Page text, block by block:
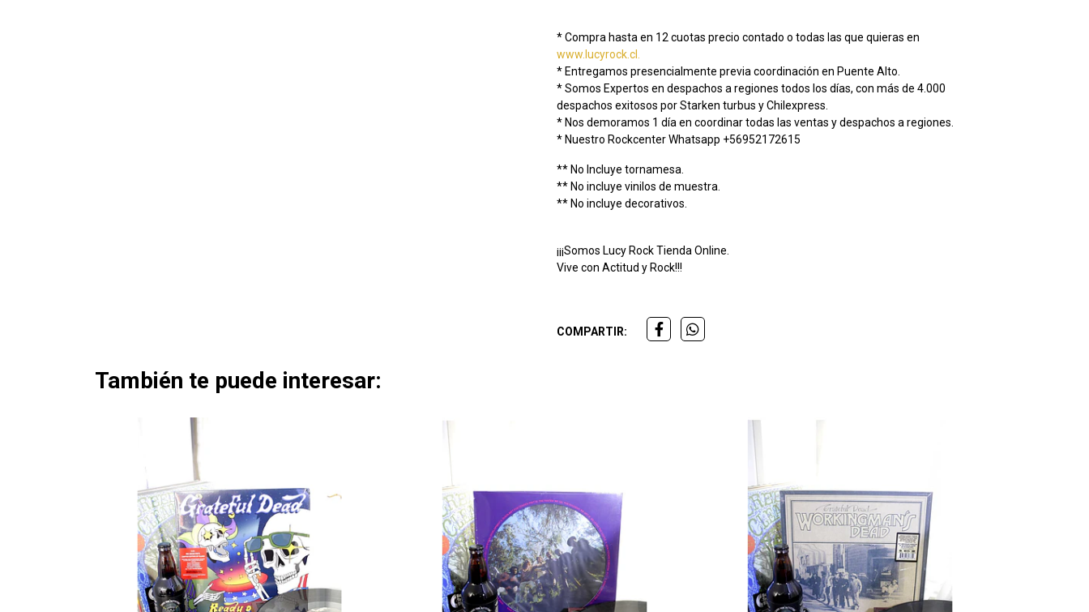
* Compra hasta en 12 cuotas precio contado o todas las que quieras en
www.lucyrock.cl.
* Entregamos presencialmente previa coordinación en Puente Alto.
* Somos Expertos en despachos a regiones todos los días, con más de 4.000
despachos exitosos por Starken turbus y Chilexpress.
* Nos demoramos 1 día en coordinar todas las ventas y despachos a regiones.
* Nuestro Rockcenter Whatsapp +56952172615
** No Incluye tornamesa.
** No incluye vinilos de muestra.
** No incluye decorativos.
¡¡¡Somos Lucy Rock Tienda Online.
Vive con Actitud y Rock!!!
COMPARTIR:
También te puede interesar: